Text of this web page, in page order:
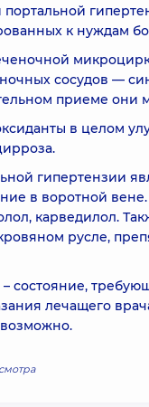
к нуждам
сосудов —
приеме они
в целом
гипертензии
в воротной вене.
карведилол.
русле,
состояние,
лечащего
возможно.